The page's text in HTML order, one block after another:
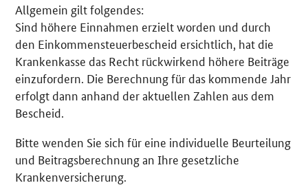
Allgemein gilt folgendes:
Sind höhere Einnahmen erzielt worden und durch
den Einkommensteuerbescheid ersichtlich, hat die
Krankenkasse das Recht rückwirkend höhere Beiträge
einzufordern. Die Berechnung für das kommende Jahr
erfolgt dann anhand der aktuellen Zahlen aus dem
Bescheid.
Bitte wenden Sie sich für eine individuelle Beurteilung
und Beitragsberechnung an Ihre gesetzliche
Krankenversicherung.